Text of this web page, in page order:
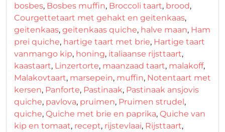
bosbes, Bosbes muffin, Broccoli taart, brood,
Courgettetaart met gehakt en geitenkaas,
geitenkaas, geitenkaas quiche, halve maan, Ham
prei quiche, hartige taart met brie, Hartige taart
vanmango kip, honing, italiaanse rijsttaart,
kaastaart, Linzertorte, maanzaad taart, malakoff,
Malakovtaart, marsepein, muffin, Notentaart met
kersen, Panforte, Pastinaak, Pastinaak ansjovis
quiche, pavlova, pruimen, Pruimen strudel,
quiche, Quiche met brie en paprika, Quiche van
kip en tomaat, recept, rijstevlaai, Rijsttaart,